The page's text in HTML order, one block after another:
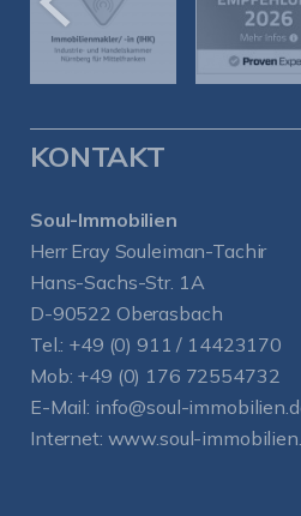
KONTAKT
Soul-Immobilien
Herr Eray Souleiman-Tachir
Hans-Sachs-Str. 1A
D-90522 Oberasbach
Tel.: +49 (0) 911 / 14423170
Mob: +49 (0) 176 72554732
E-Mail: info@soul-
Internet: www.soul-